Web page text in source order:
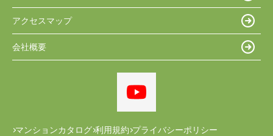
アクセスマップ
会社概要
マンションカタログ 利用規約 プライバシーポリシー